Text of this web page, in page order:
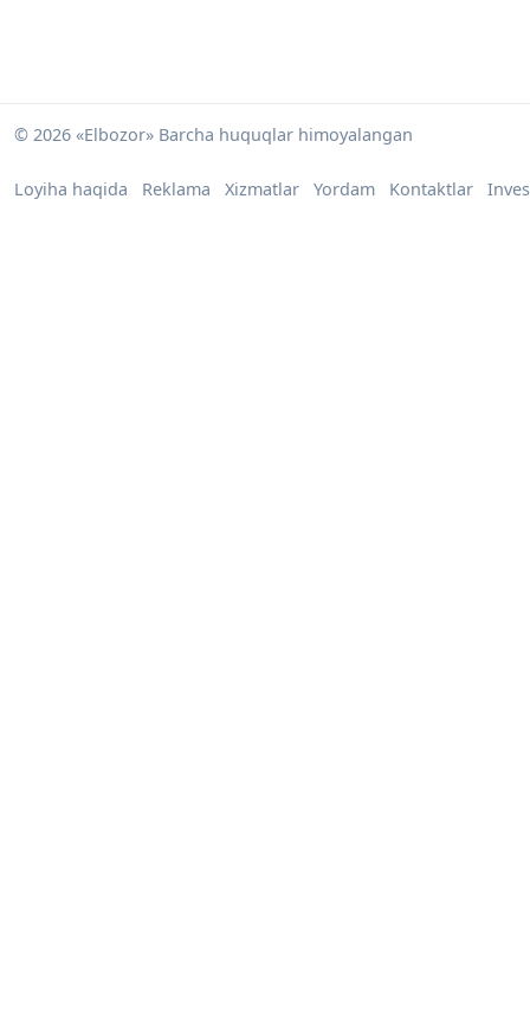
© 2026 «Elbozor» Barcha huquqlar himoyalangan
Loyiha haqida Reklama Xizmatlar Yordam Kontaktlar